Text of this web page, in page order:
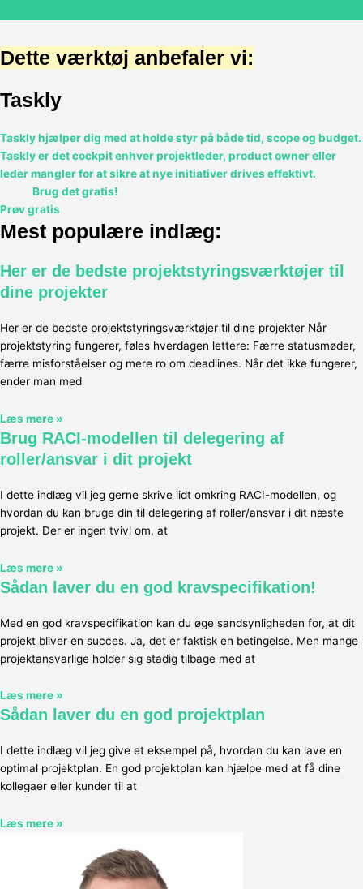
Dette værktøj anbefaler vi:
Taskly
Taskly hjælper dig med at holde styr på både tid, scope og budget.
Taskly er det cockpit enhver projektleder, product owner eller
leder mangler for at sikre at nye initiativer drives effektivt.
Brug det gratis!
Prøv gratis
Mest populære indlæg:
Her er de bedste projektstyringsværktøjer til
dine projekter
Her er de bedste projektstyringsværktøjer til dine projekter Når
projektstyring fungerer, føles hverdagen lettere: Færre statusmøder,
færre misforståelser og mere ro om deadlines. Når det ikke fungerer,
ender man med
Læs mere »
Brug RACI-modellen til delegering af
roller/ansvar i dit projekt
I dette indlæg vil jeg gerne skrive lidt omkring RACI-modellen, og
hvordan du kan bruge din til delegering af roller/ansvar i dit næste
projekt. Der er ingen tvivl om, at
Læs mere »
Sådan laver du en god kravspecifikation!
Med en god kravspecifikation kan du øge sandsynligheden for, at dit
projekt bliver en succes. Ja, det er faktisk en betingelse. Men mange
projektansvarlige holder sig stadig tilbage med at
Læs mere »
Sådan laver du en god projektplan
I dette indlæg vil jeg give et eksempel på, hvordan du kan lave en
optimal projektplan. En god projektplan kan hjælpe med at få dine
kollegaer eller kunder til at
Læs mere »